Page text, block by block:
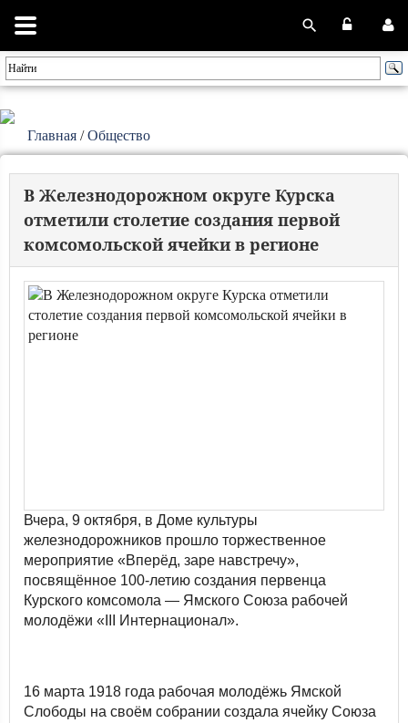
Главная /Общество
В Железнодорожном округе Курска
отметили столетие создания первой
комсомольской ячейки в регионе
Вчера, 9 октября, в Доме культуры
железнодорожников прошло торжественное
мероприятие «Вперёд, заре навстречу»,
посвящённое 100-летию создания первенца
Курского комсомола — Ямского Союза рабочей
молодёжи «III Интернационал».
16 марта 1918 года рабочая молодёжь Ямской
Слободы на своём собрании создала ячейку Союза